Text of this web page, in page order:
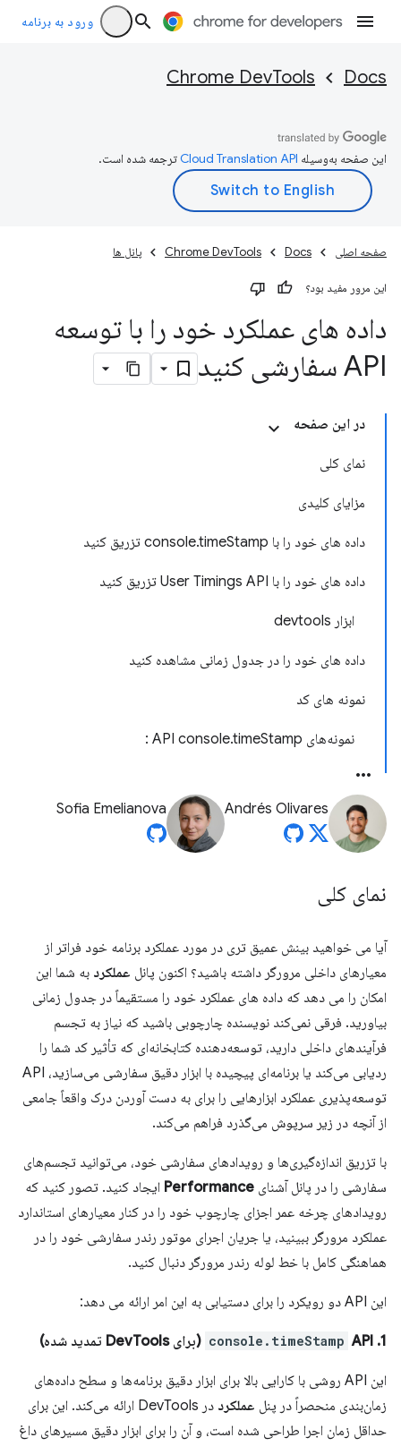
ورود به برنامه
Docs
Chrome DevTools
این صفحه به‌وسیله ترجمه شده است.
صفحه اصلی Docs
Chrome DevTools پانل ها
این مرور مفید بود؟
داده های عملکرد خود را با توسعه
API سفارشی کنید
در این صفحه
نمای کلی
مزایای کلیدی
داده های خود را با console.timeStamp تزریق کنید
داده های خود را با User Timings API تزریق کنید
ابزار devtools
داده های خود را در جدول زمانی مشاهده کنید
نمونه های کد
نمونه‌های API console.timeStamp :
Andrés Olivares
Sofia Emelianova
نمای کلی
آیا می خواهید بینش عمیق تری در مورد عملکرد برنامه خود فراتر از
معیارهای داخلی مرورگر داشته باشید؟ اکنون پانل عملکرد به شما این
امکان را می دهد که داده های عملکرد خود را مستقیماً در جدول زمانی
بیاورید. فرقی نمی‌کند نویسنده چارچوبی باشید که نیاز به تجسم
فرآیندهای داخلی دارید، توسعه‌دهنده کتابخانه‌ای که تأثیر کد شما را
ردیابی می‌کند یا برنامه‌ای پیچیده با ابزار دقیق سفارشی می‌سازید، API
توسعه‌پذیری عملکرد ابزارهایی را برای به دست آوردن درک واقعاً جامعی
از آنچه در زیر سرپوش می‌گذرد فراهم می‌کند.
با تزریق اندازه‌گیری‌ها و رویدادهای سفارشی خود، می‌توانید تجسم‌های
سفارشی را در پانل آشنای Performance ایجاد کنید. تصور کنید که
رویدادهای چرخه عمر اجزای چارچوب خود را در کنار معیارهای استاندارد
عملکرد مرورگر ببینید، یا جریان اجرای موتور رندر سفارشی خود را در
هماهنگی کامل با خط لوله رندر مرورگر دنبال کنید.
این API دو رویکرد را برای دستیابی به این امر ارائه می دهد:
1.
console.timeStamp API (برای DevTools تمدید شده)
این API روشی با کارایی بالا برای ابزار دقیق برنامه‌ها و سطح داده‌های
زمان‌بندی منحصراً در پنل عملکرد
در DevTools ارائه می‌کند. این برای
حداقل زمان اجرا طراحی شده است، و آن را برای ابزار دقیق مسیرهای داغ